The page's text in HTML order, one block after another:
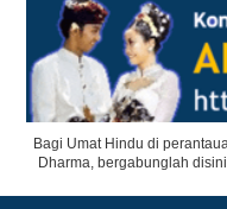
Bagi Umat Hindu di
Dharma, bergabunglah